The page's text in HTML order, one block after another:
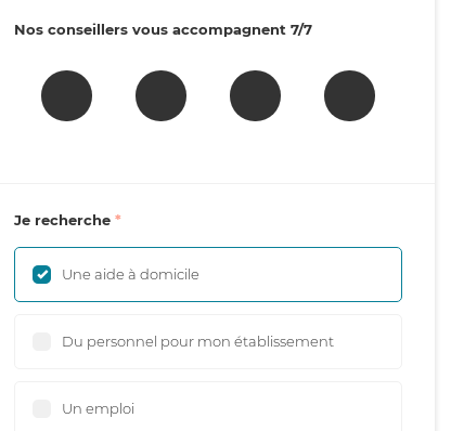
Nos conseillers vous accompagnent 7/7
Je recherche
Une aide à domicile
Du personnel pour mon établissement
Un emploi